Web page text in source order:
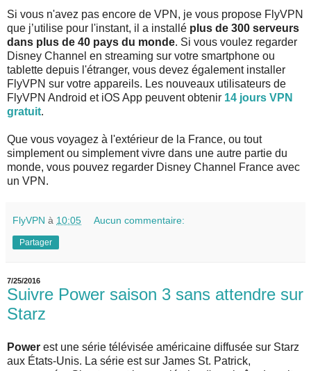
Si vous n'avez pas encore de VPN, je vous propose FlyVPN
que j’utilise pour l'instant, il a installé plus de 300 serveurs
dans plus de 40 pays du monde. Si vous voulez regarder
Disney Channel en streaming sur votre smartphone ou
tablette depuis l'étranger, vous devez également installer
FlyVPN sur votre appareils. Les nouveaux utilisateurs de
FlyVPN Android et iOS App peuvent obtenir 14 jours VPN
gratuit.
Que vous voyagez à l'extérieur de la France, ou tout
simplement ou simplement vivre dans une autre partie du
monde, vous pouvez regarder Disney Channel France avec
un VPN.
FlyVPN à 10:05 Aucun commentaire:
Partager
7/25/2016
Suivre Power saison 3 sans attendre sur
Starz
Power est une série télévisée américaine diffusée sur Starz
aux États-Unis. La série est sur James St. Patrick,